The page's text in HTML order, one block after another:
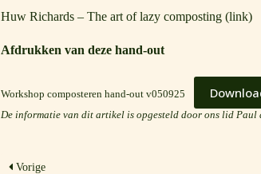
Huw Richards – The art of lazy composting (link)
Afdrukken van deze hand-out
Workshop composteren hand-out v050925
De informatie van dit artikel is opgesteld door ons lid Paul
Vorige